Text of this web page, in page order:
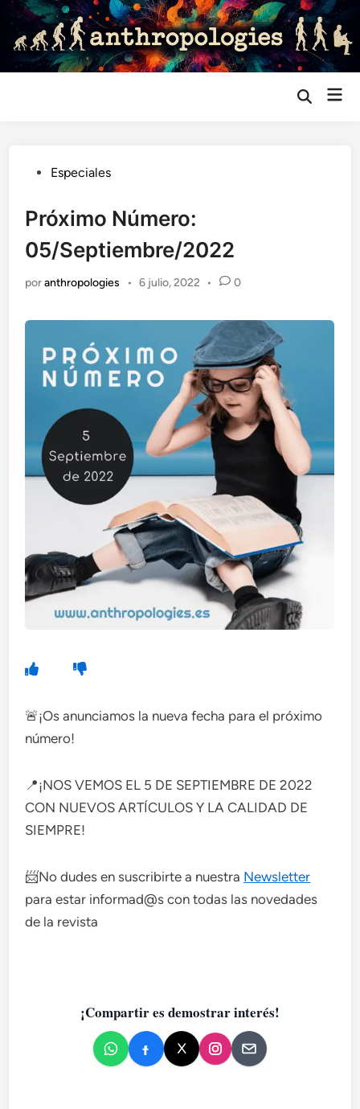
Saltar
contenido
Abrir
Publicado
Especiales
Próximo Número:
05/Septiembre/2022
poranthropologies • 6 julio, 2022 • 0
🚨¡Os anunciamos la nueva fecha para el próximo
número!
📍¡NOS VEMOS EL 5 DE SEPTIEMBRE DE 2022
CON NUEVOS ARTÍCULOS Y LA CALIDAD DE
SIEMPRE!
📨No dudes en suscribirte a nuestra Newsletter
para estar informad@s con todas las novedades
de la revista
¡Compartir es demostrar interés!